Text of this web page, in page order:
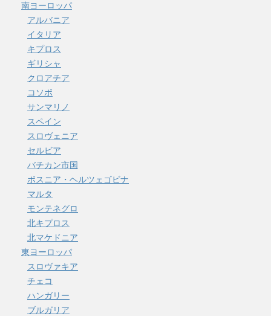
南ヨーロッパ
アルバニア
イタリア
キプロス
ギリシャ
クロアチア
コソボ
サンマリノ
スペイン
スロヴェニア
セルビア
バチカン市国
ボスニア・ヘルツェゴビナ
マルタ
モンテネグロ
北キプロス
北マケドニア
東ヨーロッパ
スロヴァキア
チェコ
ハンガリー
ブルガリア